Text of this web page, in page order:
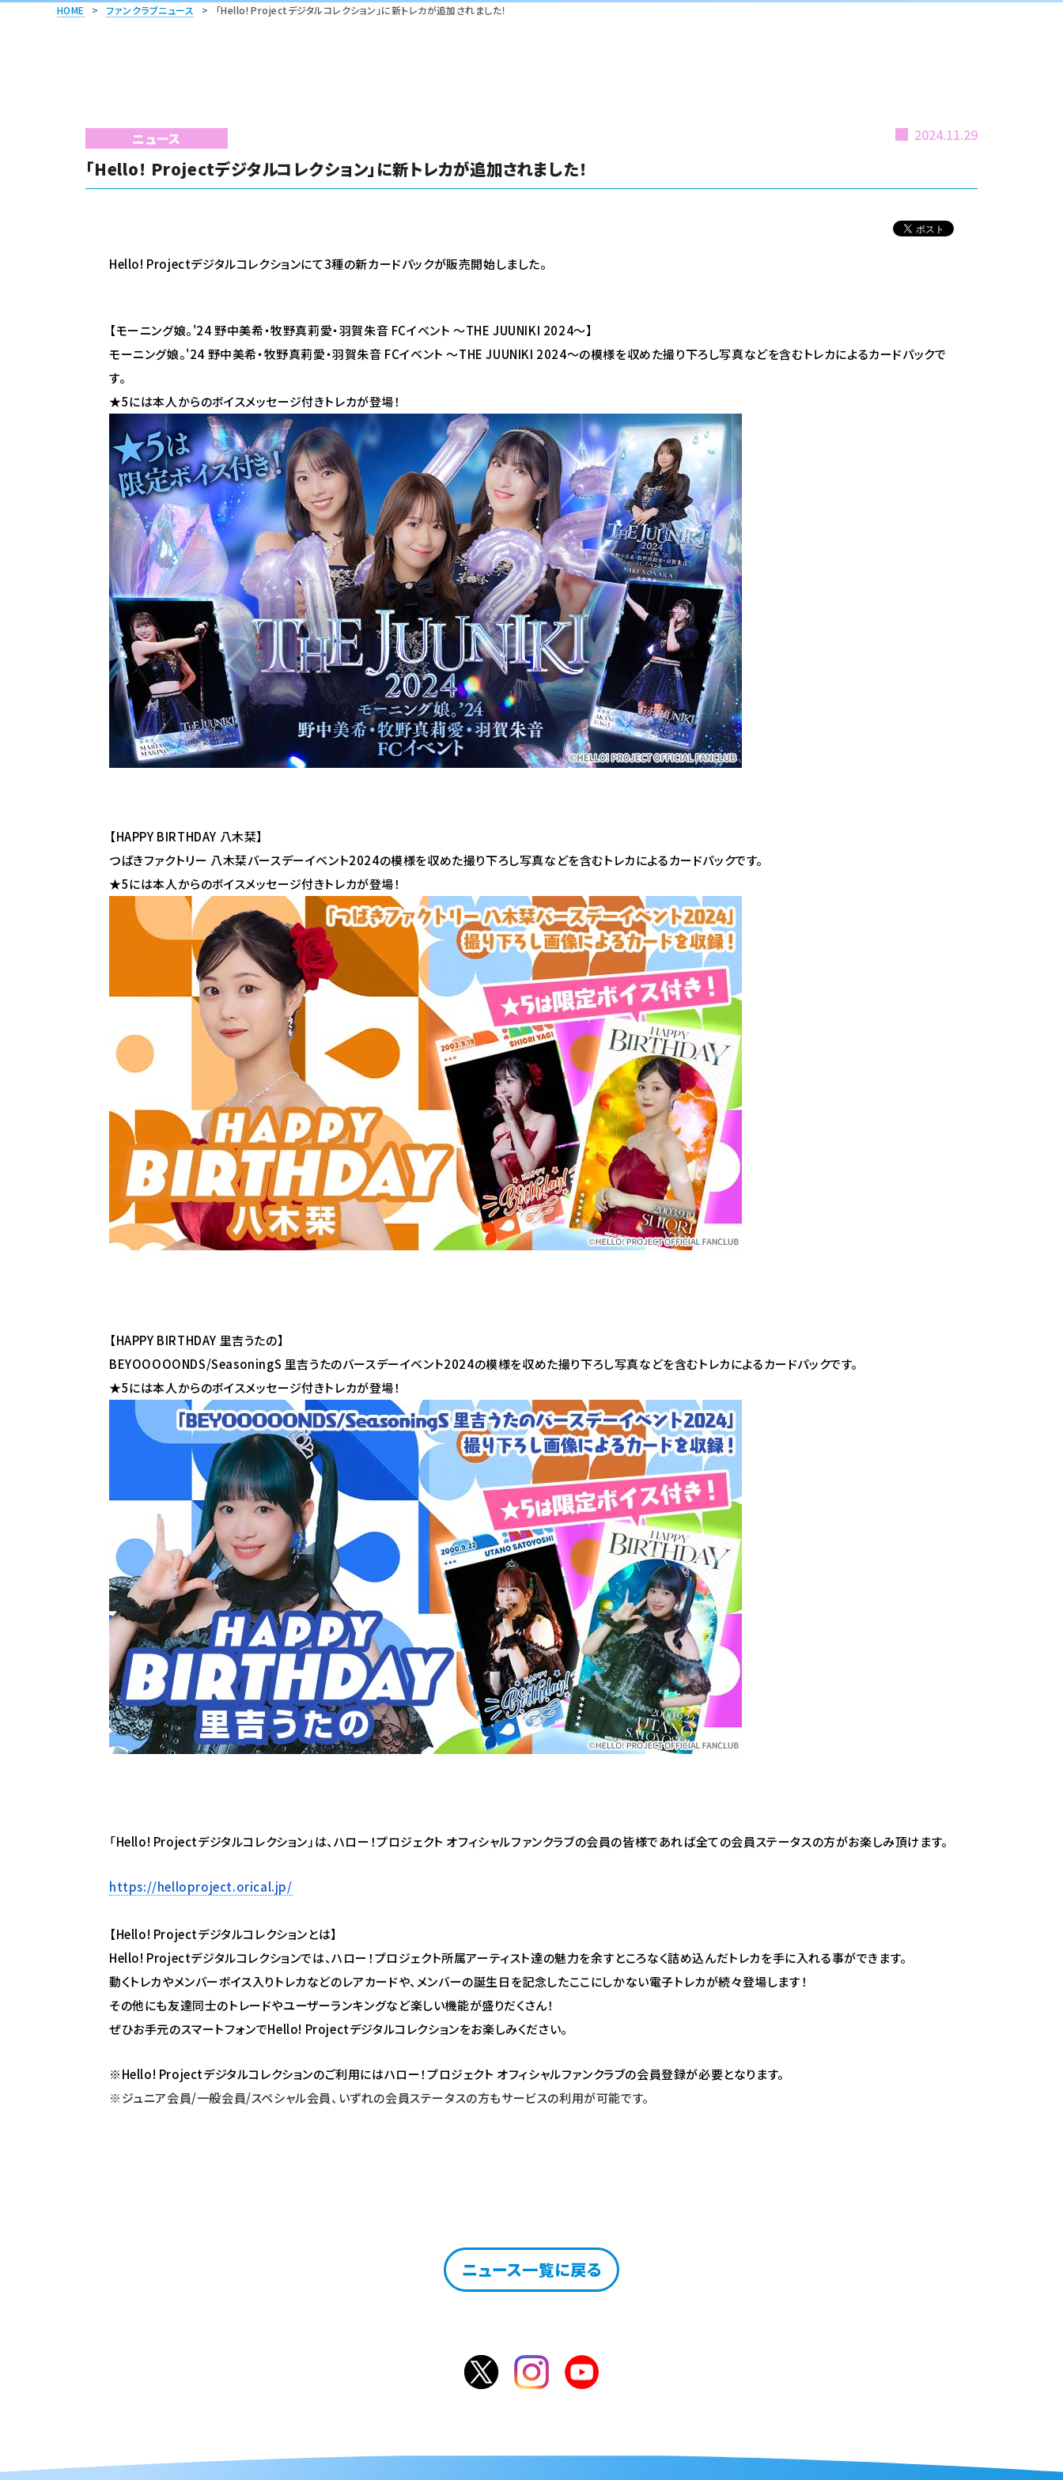
HOME > ファンクラブニュース > 「Hello! Projectデジタルコレクション」に新トレカが追加されました！
ニュース 2024.11.29
「Hello! Projectデジタルコレクション」に新トレカが追加されました！
Hello! Projectデジタルコレクションにて3種の新カードパックが販売開始しました。
【モーニング娘。'24 野中美希・牧野真莉愛・羽賀朱音 FCイベント ～THE JUUNIKI 2024～】
モーニング娘。'24 野中美希・牧野真莉愛・羽賀朱音 FCイベント ～THE JUUNIKI 2024～の模様を収めた撮り下ろし写真などを含むトレカによるカードパックで
す。
★5には本人からのボイスメッセージ付きトレカが登場！
【HAPPY BIRTHDAY 八木栞】
つばきファクトリー 八木栞バースデーイベント2024の模様を収めた撮り下ろし写真などを含むトレカによるカードパックです。
★5には本人からのボイスメッセージ付きトレカが登場！
【HAPPY BIRTHDAY 里吉うたの】
BEYOOOOONDS/SeasoningS 里吉うたのバースデーイベント2024の模様を収めた撮り下ろし写真などを含むトレカによるカードパックです。
★5には本人からのボイスメッセージ付きトレカが登場！
「Hello! Projectデジタルコレクション」は、ハロー！プロジェクト オフィシャルファンクラブの会員の皆様であれば全ての会員ステータスの方がお楽しみ頂けます。
https://helloproject.orical.jp/
【Hello! Projectデジタルコレクションとは】
Hello! Projectデジタルコレクションでは、ハロー！プロジェクト所属アーティスト達の魅力を余すところなく詰め込んだトレカを手に入れる事ができます。
動くトレカやメンバーボイス入りトレカなどのレアカードや、メンバーの誕生日を記念したここにしかない電子トレカが続々登場します！
その他にも友達同士のトレードやユーザーランキングなど楽しい機能が盛りだくさん！
ぜひお手元のスマートフォンでHello! Projectデジタルコレクションをお楽しみください。
※Hello! Projectデジタルコレクションのご利用にはハロー！プロジェクト オフィシャルファンクラブの会員登録が必要となります。
※ジュニア会員/一般会員/スペシャル会員、いずれの会員ステータスの方もサービスの利用が可能です。
ニュース一覧に戻る